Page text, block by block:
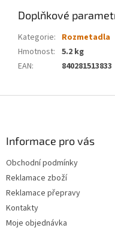
Doplňkové
Kategorie: Rozmetadla
Hmotnost: 5.2 kg
EAN: 840281513833
Informace pro vás
Obchodní podmínky
Reklamace zboží
Reklamace přepravy
Kontakty
Moje objednávka